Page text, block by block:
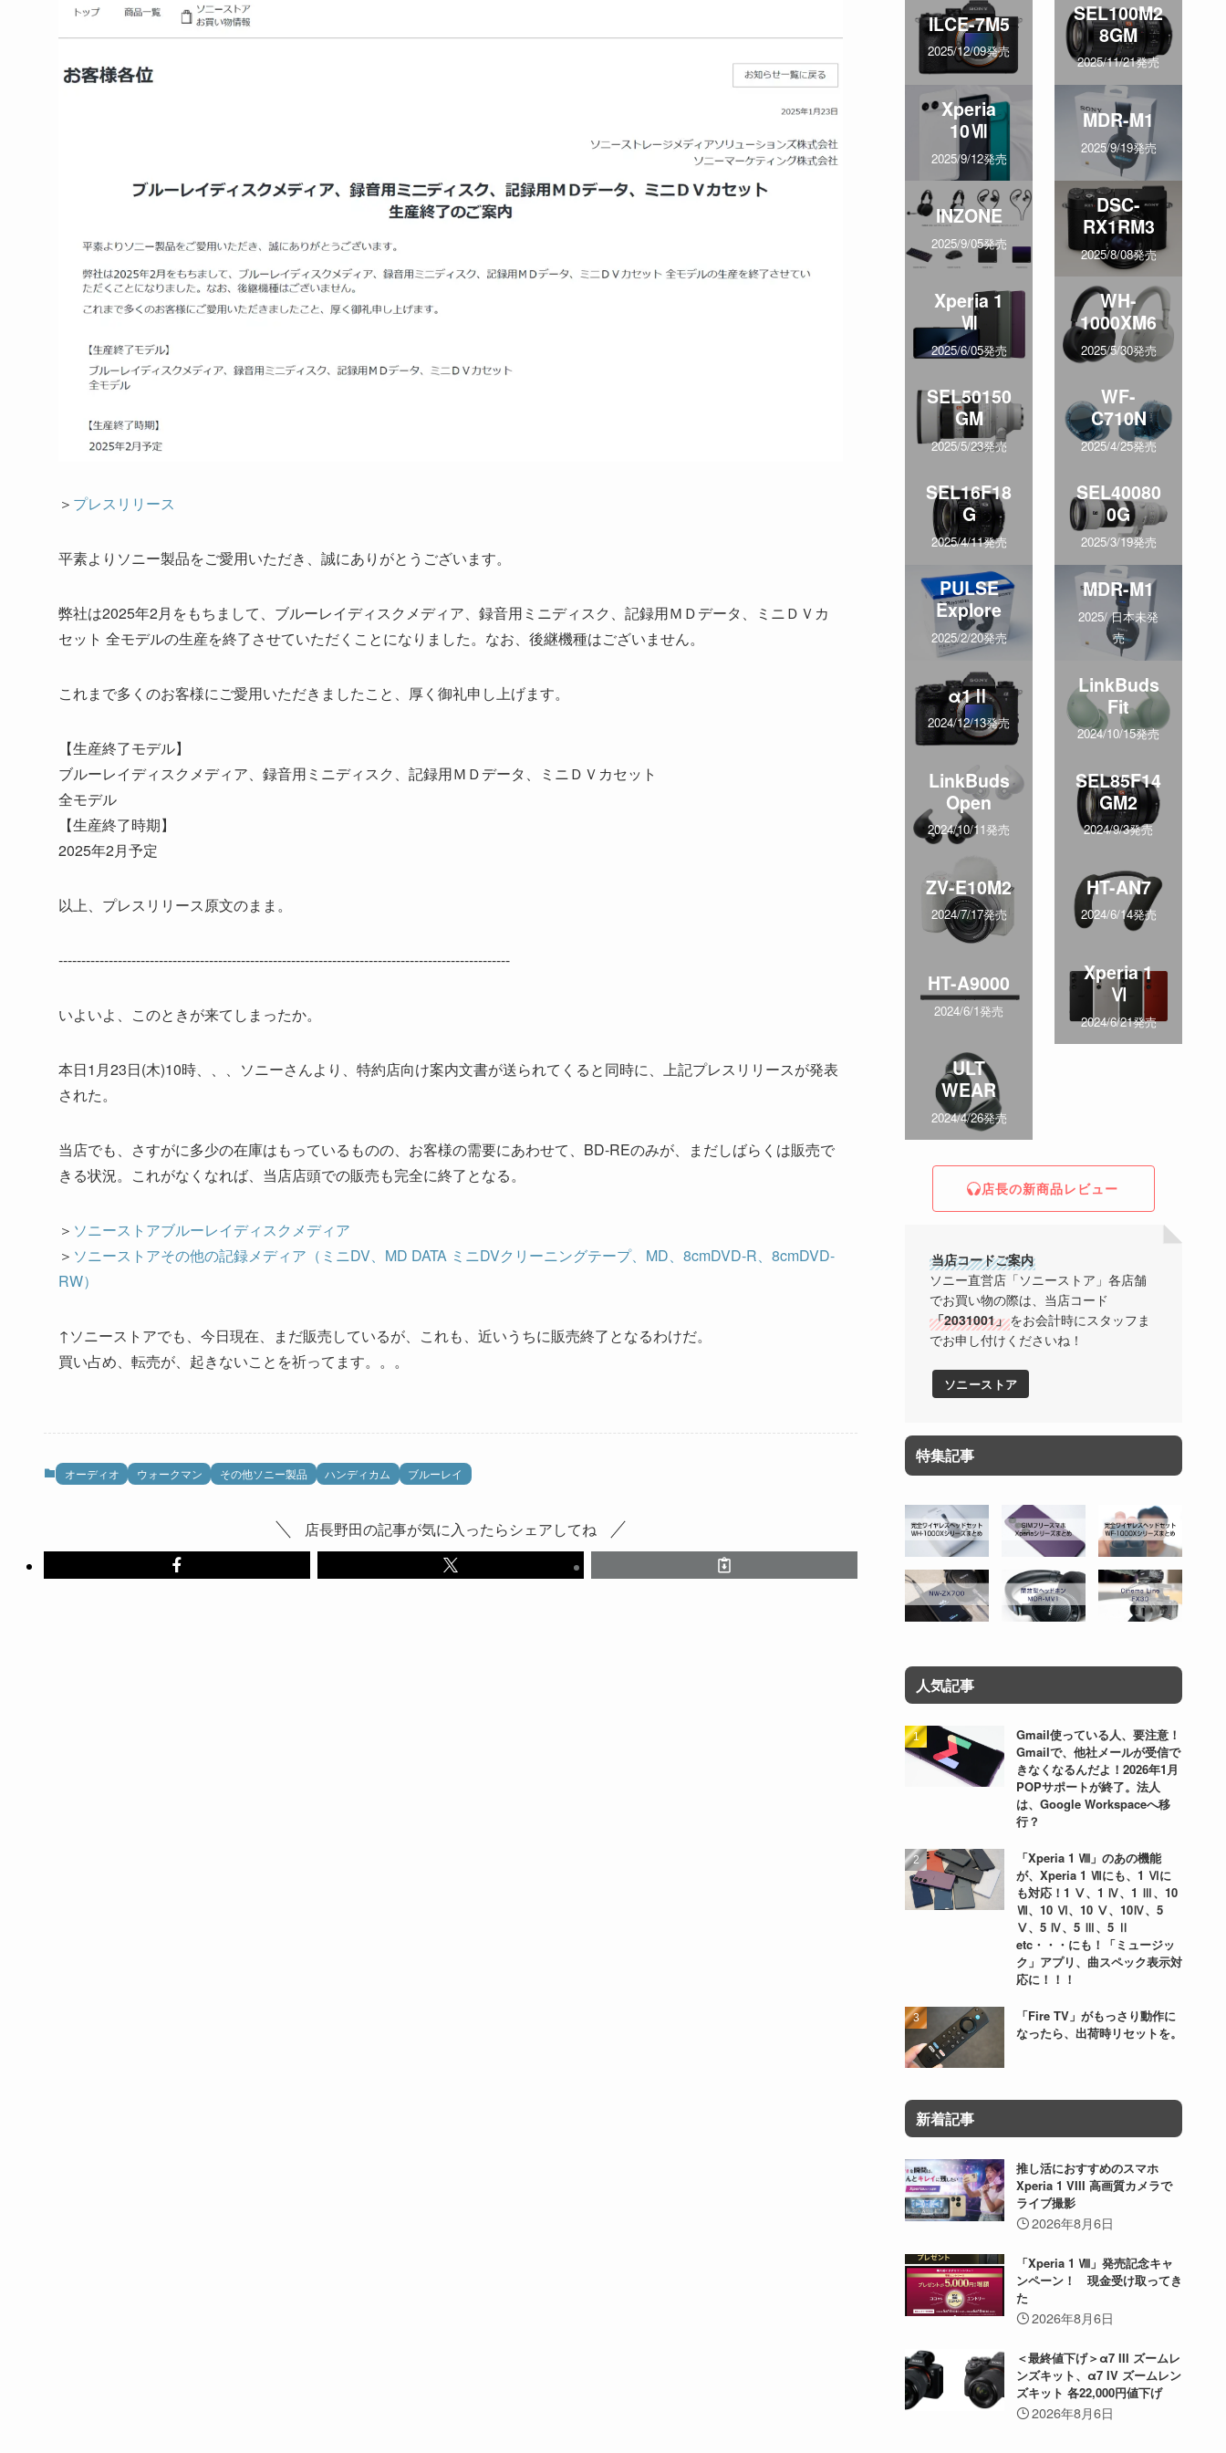
＞ プレスリリース
平素よりソニー製品をご愛用いただき、誠にありがとうございます。
弊社は2025年2月をもちまして、ブルーレイディスクメディア、録音用ミニディスク、記録用ＭＤデータ、ミニＤＶカ
セット 全モデルの生産を終了させていただくことになりました。なお、後継機種はございません。
これまで多くのお客様にご愛用いただきましたこと、厚く御礼申し上げます。
【生産終了モデル】
ブルーレイディスクメディア、録音用ミニディスク、記録用ＭＤデータ、ミニＤＶカセット
全モデル
【生産終了時期】
2025年2月予定
以上、プレスリリース原文のまま。
---------------------------------------------------------------------------------------------------
いよいよ、このときが来てしまったか。
本日1月23日(木)10時、、、ソニーさんより、特約店向け案内文書が送られてくると同時に、上記プレスリリースが発表
された。
当店でも、さすがに多少の在庫はもっているものの、お客様の需要にあわせて、BD-REのみが、まだしばらくは販売で
きる状況。これがなくなれば、当店店頭での販売も完全に終了となる。
＞ ソニーストアブルーレイディスクメディア
＞ ソニーストアその他の記録メディア（ミニDV、MD DATA ミニDVクリーニングテープ、MD、8cmDVD-R、8cmDVD-
RW）
↑ソニーストアでも、今日現在、まだ販売しているが、これも、近いうちに販売終了となるわけだ。
買い占め、転売が、起きないことを祈ってます。。。
オーディオ ウォークマン その他ソニー製品 ハンディカム ブルーレイ
店長野田の記事が気に入ったらシェアしてね
ILCE-7M5
2025/12/09発売
SEL100M2
8GM
2025/11/21発売
Xperia
10Ⅶ
2025/9/12発売
MDR-M1
2025/9/19発売
INZONE
2025/9/05発売
DSC-
RX1RM3
2025/8/08発売
Xperia 1
Ⅶ
2025/6/05発売
WH-
1000XM6
2025/5/30発売
SEL50150
GM
2025/5/23発売
WF-
C710N
2025/4/25発売
SEL16F18
G
2025/4/11発売
SEL40080
0G
2025/3/19発売
PULSE
Explore
2025/2/20発売
MDR-M1
2025/ 日本未発
売
α1Ⅱ
2024/12/13発売
LinkBuds
Fit
2024/10/15発売
LinkBuds
Open
2024/10/11発売
SEL85F14
GM2
2024/9/3発売
ZV-E10M2
2024/7/17発売
HT-AN7
2024/6/14発売
HT-A9000
2024/6/1発売
Xperia 1
Ⅵ
2024/6/21発売
ULT
WEAR
2024/4/26発売
店長の新商品レビュー
当店コードご案内
ソニー直営店「ソニーストア」各店舗
でお買い物の際は、当店コード
「2031001」をお会計時にスタッフま
でお申し付けくださいね！
ソニーストア
特集記事
人気記事
Gmail使っている人、要注意！
Gmailで、他社メールが受信で
きなくなるんだよ！2026年1月
POPサポートが終了。法人
は、Google Workspaceへ移
行？
「Xperia 1 Ⅷ」のあの機能
が、Xperia 1 Ⅶにも、1 Ⅵに
も対応！1 Ⅴ、1 Ⅳ、1 Ⅲ、10
Ⅶ、10 Ⅵ、10 Ⅴ、10Ⅳ、5
Ⅴ、5 Ⅳ、5 Ⅲ、5 Ⅱ
etc・・・にも！「ミュージッ
ク」アプリ、曲スペック表示対
応に！！！
「Fire TV」がもっさり動作に
なったら、出荷時リセットを。
新着記事
推し活におすすめのスマホ
Xperia 1 VIII 高画質カメラで
ライブ撮影
2026年8月6日
「Xperia 1 Ⅷ」発売記念キャ
ンペーン！ 現金受け取ってき
た
2026年8月6日
＜最終値下げ＞α7 III ズームレ
ンズキット、α7 IV ズームレン
ズキット 各22,000円値下げ
2026年8月6日